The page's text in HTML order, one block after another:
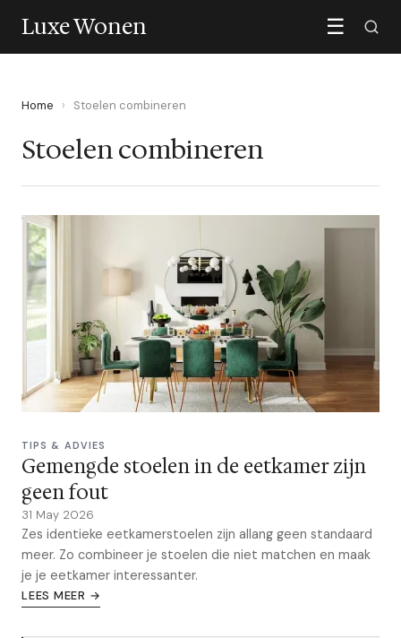
Luxe Wonen ☰
Home › Stoelen combineren
Stoelen combineren
TIPS & ADVIES
Gemengde stoelen in de eetkamer zijn
geen fout
31 May 2026
Zes identieke eetkamerstoelen zijn allang geen standaard
meer. Zo combineer je stoelen die niet matchen en maak
je je eetkamer interessanter.
LEES MEER →